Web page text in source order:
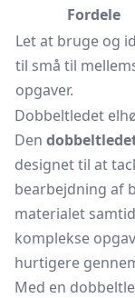
Fordele
Let at bruge og
til små til
opgaver.
Dobbeltledet
Den
designet til at
bearbejdning af
materialet
komplekse
hurtigere
Med en